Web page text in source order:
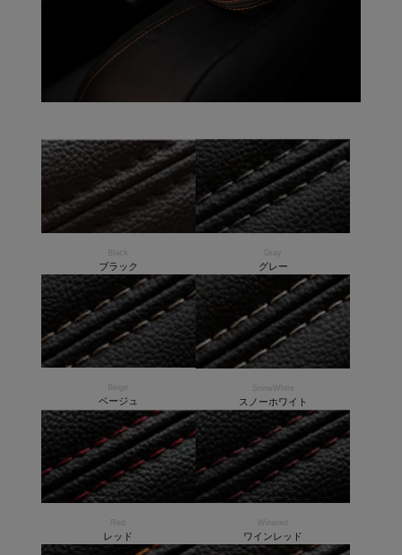
ブラック
Gray
グレー
ベージュ
SnowWhite
スノーホワイト
Red
レッド
Winered
ワインレッド